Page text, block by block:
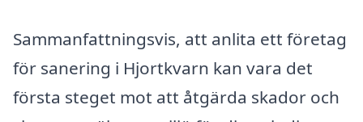
Sammanfattningsvis, att anlita ett företag
för sanering i Hjortkvarn kan vara det
första steget mot att åtgärda skador och